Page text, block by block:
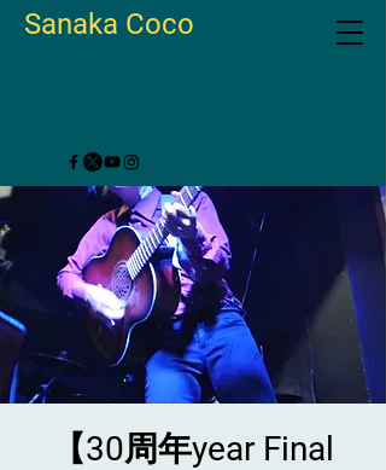
Sanaka Coco
【30周年year Final